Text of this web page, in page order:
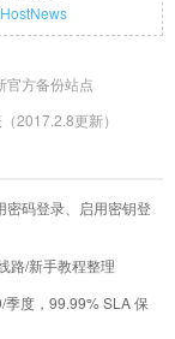
官方备份站点
2017.2.8更新）
密码登录、启用密钥登
路/新手教程整理
季度，99.99% SLA 保